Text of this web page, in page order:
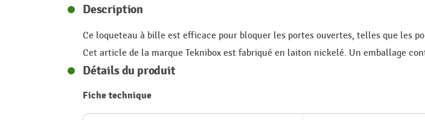
Description
Ce loqueteau à bille est efficace pour bloquer les portes ouvertes, telles que les
Cet article de la marque Teknibox est fabriqué en laiton nickelé. Un emballage
Détails du produit
Fiche technique